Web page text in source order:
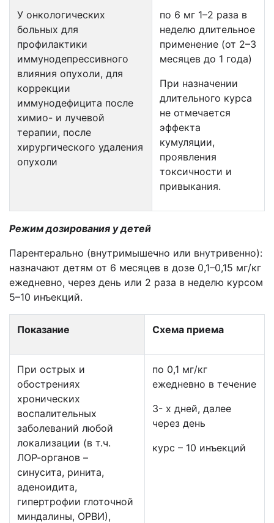
У онкологических
больных для
профилактики
иммунодепрессивного
влияния опухоли, для
коррекции
иммунодефицита после
химио- и лучевой
терапии, после
хирургического удаления
опухоли
по 6 мг 1–2 раза в
неделю длительное
применение (от 2–3
месяцев до 1 года)
При назначении
длительного курса
не отмечается
эффекта
кумуляции,
проявления
токсичности и
привыкания.
Режим дозирования у детей
Парентерально (внутримышечно или внутривенно):
назначают детям от 6 месяцев в дозе 0,1–0,15 мг/кг
ежедневно, через день или 2 раза в неделю курсом
5–10 инъекций.
Показание Схема приема
При острых и
обострениях
хронических
воспалительных
заболеваний любой
локализации (в т.ч.
ЛОР-органов –
синусита, ринита,
аденоидита,
гипертрофии глоточной
миндалины, ОРВИ),
по 0,1 мг/кг
ежедневно в течение
3- х дней, далее
через день
курс – 10 инъекций